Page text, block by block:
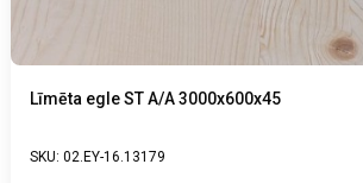
Līmēta egle ST A/A 3000x600x45
SKU: 02.EY-16.13179